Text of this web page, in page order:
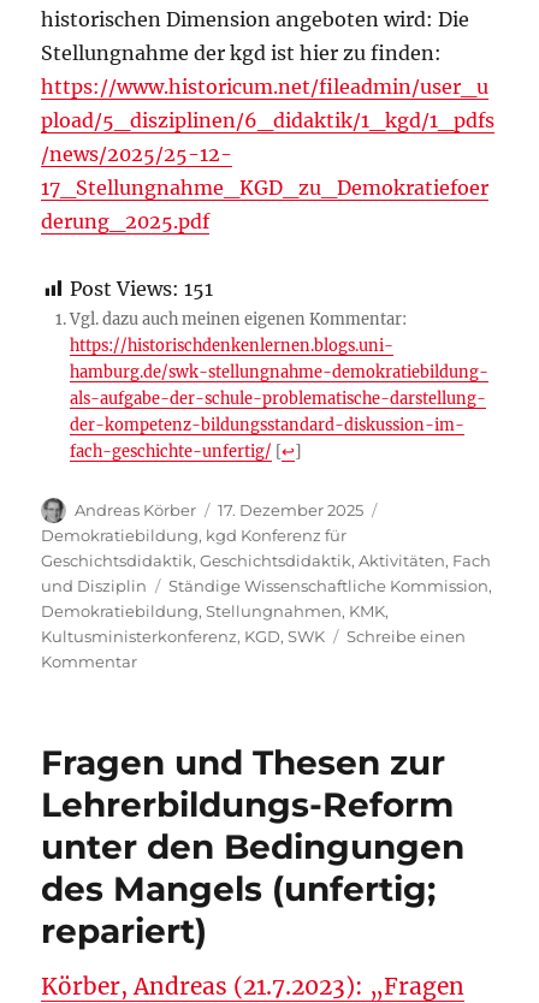
historischen Dimension angeboten wird: Die
Stellungnahme der kgd ist hier zu finden:
https://www.historicum.net/fileadmin/user_u
pload/5_disziplinen/6_didaktik/1_kgd/1_pdfs
/news/2025/25-12-
17_Stellungnahme_KGD_zu_Demokratiefoer
derung_2025.pdf
Post Views: 151
Vgl. dazu auch meinen eigenen Kommentar:
https://historischdenkenlernen.blogs.uni-
hamburg.de/swk-stellungnahme-demokratiebildung-
als-aufgabe-der-schule-problematische-darstellung-
der-kompetenz-bildungsstandard-diskussion-im-
fach-geschichte-unfertig/ [↩]
Autor
Andreas Körber
Veröffentlicht
am
17. Dezember 2025
Demokratiebildung, kgd Konferenz für
Geschichtsdidaktik,Geschichtsdidaktik,Aktivitäten, Fach
und Disziplin
Schlagwörter
Ständige Wissenschaftliche Kommission,
Demokratiebildung,Stellungnahmen, KMK,
Kultusministerkonferenz, KGD,SWK
Schreibe einen
Kommentarzu
für
Geschichtsdidaktik
(kgd)
zur
SWK-
Stellungnahme
zur
Demokratiebildung
Fragen und Thesen zur
Lehrerbildungs-Reform
unter den Bedingungen
des Mangels (unfertig;
repariert)
Körber, Andreas (21.7.2023): „Fragen